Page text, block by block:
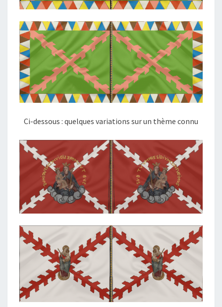
Ci-dessous : quelques variations sur un thème connu